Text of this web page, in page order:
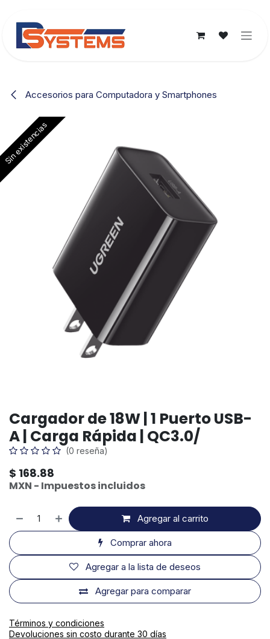
Accesorios para Computadora y Smartphones
Sin existencias
Cargador de 18W | 1 Puerto USB-
A | Carga Rápida | QC3.0/
(0 reseña)
$ 168.88
MXN - Impuestos incluidos
Agregar al carrito
Comprar ahora
Agregar para comparar
Agregar a la lista de deseos
Términos y condiciones
Devoluciones sin costo durante 30 días